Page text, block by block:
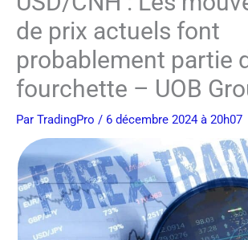
de prix actuels font
probablement partie
fourchette – UOB
Par TradingPro / 6 décembre 2024 à 20h07